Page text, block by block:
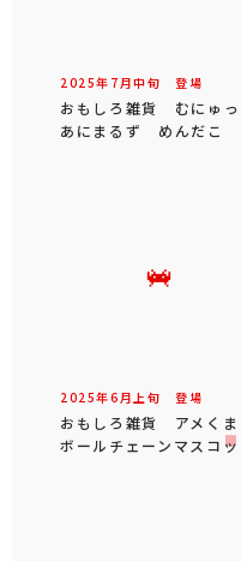
2025年 7 月中旬 登場
おもしろ雑貨 むにゅっ
あにまるず めんだこ
2025年6 月 上旬 登場
おもしろ雑貨 アメく
ボールチェーンマスコッ